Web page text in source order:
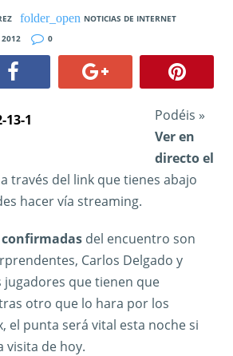
NOTICIAS DE INTERNET
2012
0
Podéis »
Ver en
directo el
a través del link que tienes abajo
hacer vía streaming.
del encuentro son
Carlos Delgado y
jugadores que tienen que
otro que lo hara por los
el punta será vital esta noche si
visita de hoy.